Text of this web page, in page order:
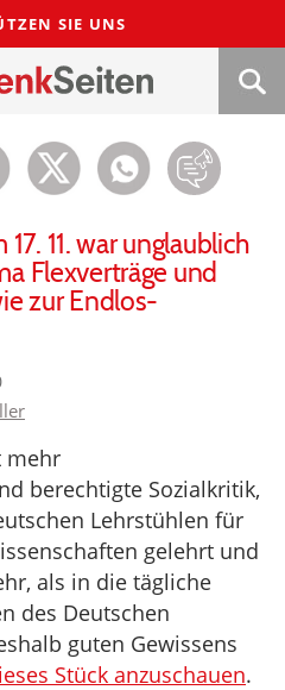
SIE UNS
11. war unglaublich
Flexverträge und
zur Endlos-
mehr
berechtigte Sozialkritik,
Lehrstühlen für
gelehrt und
als in die tägliche
des Deutschen
guten Gewissens
Stück anzuschauen.